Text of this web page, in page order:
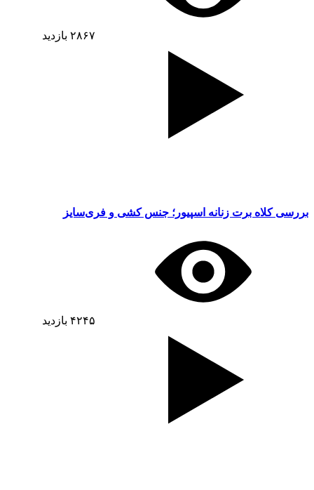
۲۸۶۷ بازدید
بررسی کلاه برت زنانه اسپیور؛ جنس کشی و فری‌سایز
۴۲۴۵ بازدید